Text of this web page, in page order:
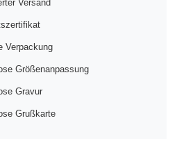
Versand
Verpackung
Größenanpassung
Gravur
Grußkarte